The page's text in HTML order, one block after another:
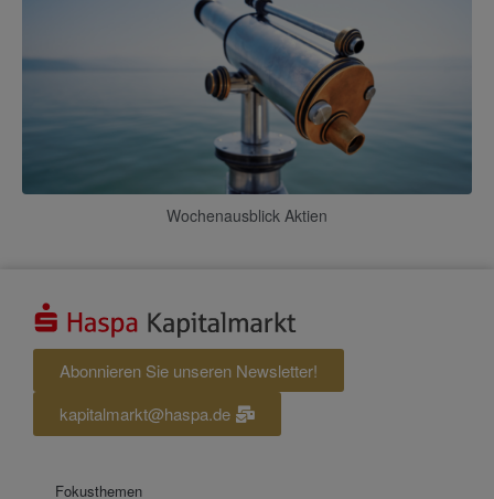
Wochenausblick Aktien
Abonnieren Sie unseren Newsletter!
kapitalmarkt@haspa.de
Fokusthemen